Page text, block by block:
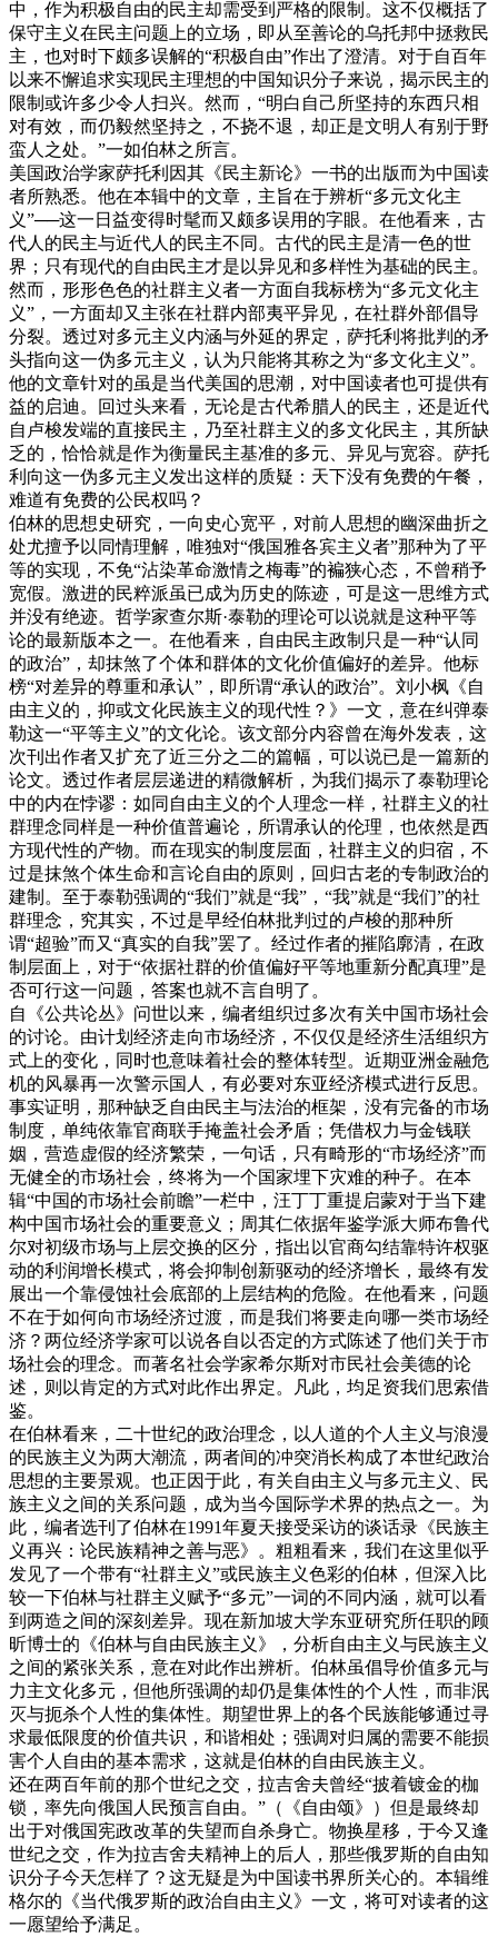
中，作为积极自由的民主却需受到严格的限制。这不仅概括了
保守主义在民主问题上的立场，即从至善论的乌托邦中拯救民
主，也对时下颇多误解的“积极自由”作出了澄清。对于自百年
以来不懈追求实现民主理想的中国知识分子来说，揭示民主的
限制或许多少令人扫兴。然而，“明白自己所坚持的东西只相
对有效，而仍毅然坚持之，不挠不退，却正是文明人有别于野
蛮人之处。”一如伯林之所言。
美国政治学家萨托利因其《民主新论》一书的出版而为中国读
者所熟悉。他在本辑中的文章，主旨在于辨析“多元文化主
义”──这一日益变得时髦而又颇多误用的字眼。在他看来，古
代人的民主与近代人的民主不同。古代的民主是清一色的世
界；只有现代的自由民主才是以异见和多样性为基础的民主。
然而，形形色色的社群主义者一方面自我标榜为“多元文化主
义”，一方面却又主张在社群内部夷平异见，在社群外部倡导
分裂。透过对多元主义内涵与外延的界定，萨托利将批判的矛
头指向这一伪多元主义，认为只能将其称之为“多文化主义”。
他的文章针对的虽是当代美国的思潮，对中国读者也可提供有
益的启迪。回过头来看，无论是古代希腊人的民主，还是近代
自卢梭发端的直接民主，乃至社群主义的多文化民主，其所缺
乏的，恰恰就是作为衡量民主基准的多元、异见与宽容。萨托
利向这一伪多元主义发出这样的质疑：天下没有免费的午餐，
难道有免费的公民权吗？
伯林的思想史研究，一向史心宽平，对前人思想的幽深曲折之
处尤擅予以同情理解，唯独对“俄国雅各宾主义者”那种为了平
等的实现，不免“沾染革命激情之梅毒”的褊狭心态，不曾稍予
宽假。激进的民粹派虽已成为历史的陈迹，可是这一思维方式
并没有绝迹。哲学家查尔斯·泰勒的理论可以说就是这种平等
论的最新版本之一。在他看来，自由民主政制只是一种“认同
的政治”，却抹煞了个体和群体的文化价值偏好的差异。他标
榜“对差异的尊重和承认”，即所谓“承认的政治”。刘小枫《自
由主义的，抑或文化民族主义的现代性？》一文，意在纠弹泰
勒这一“平等主义”的文化论。该文部分内容曾在海外发表，这
次刊出作者又扩充了近三分之二的篇幅，可以说已是一篇新的
论文。透过作者层层递进的精微解析，为我们揭示了泰勒理论
中的内在悖谬：如同自由主义的个人理念一样，社群主义的社
群理念同样是一种价值普遍论，所谓承认的伦理，也依然是西
方现代性的产物。而在现实的制度层面，社群主义的归宿，不
过是抹煞个体生命和言论自由的原则，回归古老的专制政治的
建制。至于泰勒强调的“我们”就是“我”，“我”就是“我们”的社
群理念，究其实，不过是早经伯林批判过的卢梭的那种所
谓“超验”而又“真实的自我”罢了。经过作者的摧陷廓清，在政
制层面上，对于“依据社群的价值偏好平等地重新分配真理”是
否可行这一问题，答案也就不言自明了。
自《公共论丛》问世以来，编者组织过多次有关中国市场社会
的讨论。由计划经济走向市场经济，不仅仅是经济生活组织方
式上的变化，同时也意味着社会的整体转型。近期亚洲金融危
机的风暴再一次警示国人，有必要对东亚经济模式进行反思。
事实证明，那种缺乏自由民主与法治的框架，没有完备的市场
制度，单纯依靠官商联手掩盖社会矛盾；凭借权力与金钱联
姻，营造虚假的经济繁荣，一句话，只有畸形的“市场经济”而
无健全的市场社会，终将为一个国家埋下灾难的种子。在本
辑“中国的市场社会前瞻”一栏中，汪丁丁重提启蒙对于当下建
构中国市场社会的重要意义；周其仁依据年鉴学派大师布鲁代
尔对初级市场与上层交换的区分，指出以官商勾结靠特许权驱
动的利润增长模式，将会抑制创新驱动的经济增长，最终有发
展出一个靠侵蚀社会底部的上层结构的危险。在他看来，问题
不在于如何向市场经济过渡，而是我们将要走向哪一类市场经
济？两位经济学家可以说各自以否定的方式陈述了他们关于市
场社会的理念。而著名社会学家希尔斯对市民社会美德的论
述，则以肯定的方式对此作出界定。凡此，均足资我们思索借
鉴。
在伯林看来，二十世纪的政治理念，以人道的个人主义与浪漫
的民族主义为两大潮流，两者间的冲突消长构成了本世纪政治
思想的主要景观。也正因于此，有关自由主义与多元主义、民
族主义之间的关系问题，成为当今国际学术界的热点之一。为
此，编者选刊了伯林在1991年夏天接受采访的谈话录《民族主
义再兴：论民族精神之善与恶》。粗粗看来，我们在这里似乎
发见了一个带有“社群主义”或民族主义色彩的伯林，但深入比
较一下伯林与社群主义赋予“多元”一词的不同内涵，就可以看
到两造之间的深刻差异。现在新加坡大学东亚研究所任职的顾
昕博士的《伯林与自由民族主义》，分析自由主义与民族主义
之间的紧张关系，意在对此作出辨析。伯林虽倡导价值多元与
力主文化多元，但他所强调的却仍是集体性的个人性，而非泯
灭与扼杀个人性的集体性。期望世界上的各个民族能够通过寻
求最低限度的价值共识，和谐相处；强调对归属的需要不能损
害个人自由的基本需求，这就是伯林的自由民族主义。
还在两百年前的那个世纪之交，拉吉舍夫曾经“披着镀金的枷
锁，率先向俄国人民预言自由。”（《自由颂》）但是最终却
出于对俄国宪政改革的失望而自杀身亡。物换星移，于今又逢
世纪之交，作为拉吉舍夫精神上的后人，那些俄罗斯的自由知
识分子今天怎样了？这无疑是为中国读书界所关心的。本辑维
格尔的《当代俄罗斯的政治自由主义》一文，将可对读者的这
一愿望给予满足。